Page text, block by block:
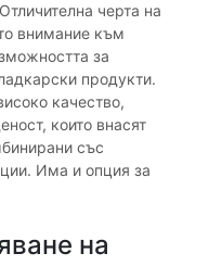
черта на
внимание към
за
продукти.
качество,
които внасят
със
Има и опция за
на